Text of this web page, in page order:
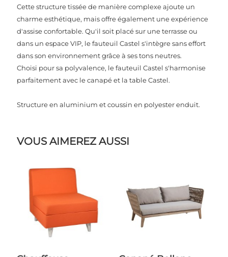
Cette structure tissée de manière complexe ajoute un
charme esthétique, mais offre également une expérience
d'assise confortable. Qu'il soit placé sur une terrasse ou
dans un espace VIP, le fauteuil Castel s'intègre sans effort
dans son environnement grâce à ses tons neutres.
Choisi pour sa polyvalence, le fauteuil Castel s'harmonise
parfaitement avec le canapé et la table Castel.
Structure en aluminium et coussin en polyester enduit.
VOUS AIMEREZ AUSSI